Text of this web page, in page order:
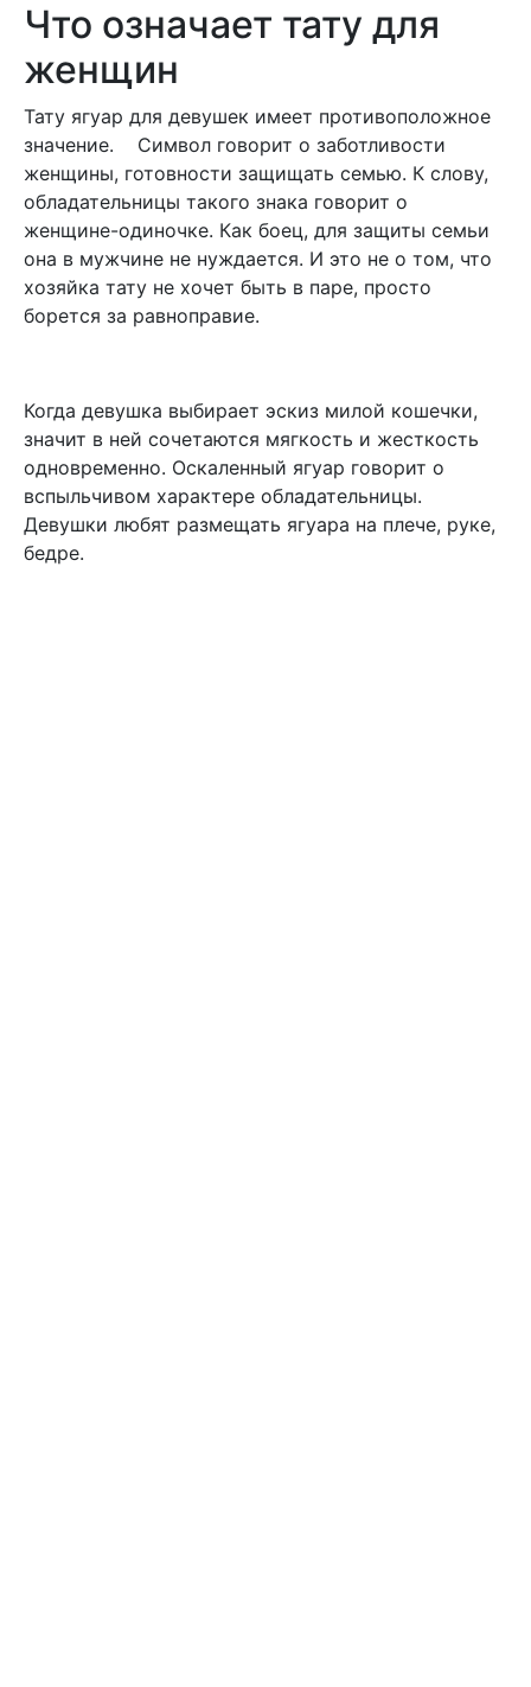
Что означает тату для
женщин
Тату ягуар для девушек имеет противоположное
значение. Символ говорит о заботливости
женщины, готовности защищать семью. К слову,
обладательницы такого знака говорит о
женщине-одиночке. Как боец, для защиты семьи
она в мужчине не нуждается. И это не о том, что
хозяйка тату не хочет быть в паре, просто
борется за равноправие.
Когда девушка выбирает эскиз милой кошечки,
значит в ней сочетаются мягкость и жесткость
одновременно. Оскаленный ягуар говорит о
вспыльчивом характере обладательницы.
Девушки любят размещать ягуара на плече, руке,
бедре.